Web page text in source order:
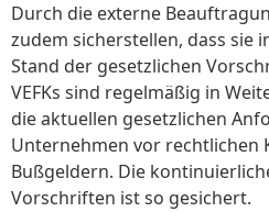
Durch die externe
zudem sicherstellen, dass sie
Stand der gesetzlichen
VEFKs sind regelmäßig in
die aktuellen gesetzlichen
Unternehmen vor rechtlichen
Bußgeldern. Die
Vorschriften ist so gesichert.